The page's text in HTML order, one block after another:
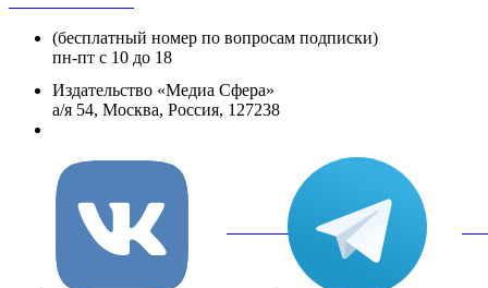
(бесплатный номер по вопросам подписки)
пн-пт с 10 до 18
Издательство «Медиа Сфера»
а/я 54, Москва, Россия, 127238
вКонтакте